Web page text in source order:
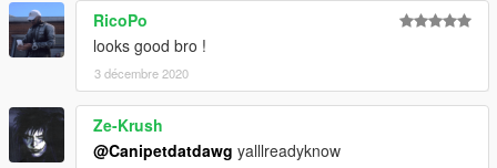
RicoPo
looks good bro !
3 décembre 2020
Ze-Krush
@Canipetdatdawg yalllreadyknow